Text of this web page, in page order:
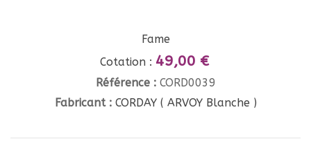
Fame
Cotation : 49,00 €
Référence : CORD0039
Fabricant : CORDAY ( ARVOY Blanche )